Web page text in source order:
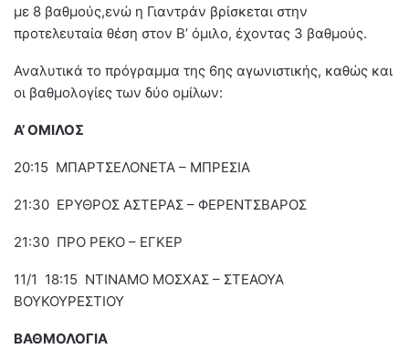
με 8 βαθμούς,ενώ η Γιαντράν βρίσκεται στην
προτελευταία θέση στον Β’ όμιλο, έχοντας 3 βαθμούς.
Αναλυτικά το πρόγραμμα της 6ης αγωνιστικής, καθώς και
οι βαθμολογίες των δύο ομίλων:
Α’ ΟΜΙΛΟΣ
20:15 ΜΠΑΡΤΣΕΛΟΝΕΤΑ – ΜΠΡΕΣΙΑ
21:30 ΕΡΥΘΡΟΣ ΑΣΤΕΡΑΣ – ΦΕΡΕΝΤΣΒΑΡΟΣ
21:30 ΠΡΟ ΡΕΚΟ – ΕΓΚΕΡ
11/1 18:15 ΝΤΙΝΑΜΟ ΜΟΣΧΑΣ – ΣΤΕΑΟΥΑ
ΒΟΥΚΟΥΡΕΣΤΙΟΥ
ΒΑΘΜΟΛΟΓΙΑ